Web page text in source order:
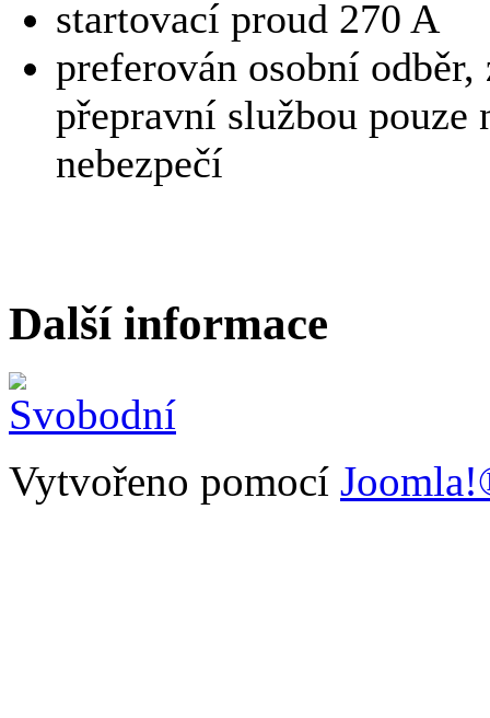
startovací proud 270 A
preferován osobní odběr,
přepravní službou pouze
nebezpečí
Další informace
Vytvořeno pomocí